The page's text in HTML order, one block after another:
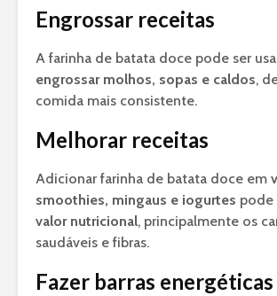
Engrossar receitas
A farinha de batata doce pode ser
engrossar molhos, sopas e caldos,
comida mais consistente.
Melhorar receitas
Adicionar farinha de batata doce em
smoothies, mingaus e iogurtes pode
valor nutricional, principalmente os
saudáveis e fibras.
Fazer barras energéticas